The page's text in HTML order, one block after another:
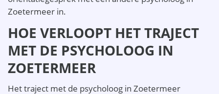
Zoetermeer in.
HOE VERLOOPT HET TRAJECT
MET DE PSYCHOLOOG IN
ZOETERMEER
Het traject met de psycholoog in Zoetermeer